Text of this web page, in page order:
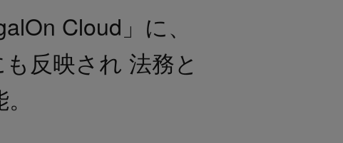
Cloud」に、
反映され 法務と